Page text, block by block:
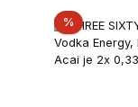
%Rabatt